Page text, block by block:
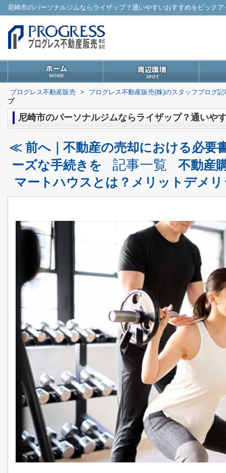
尼崎市のパーソナルジムならライザップ？通いやすいおすすめをピック
プログレス不動産販売 >
プログレス不動産販売(株)のスタッフブログ記
プ
尼崎市のパーソナルジムならライザップ？通いや
≪ 前へ｜不動産の売却における必要
ーズな手続きを
記事一覧
不動産
マートハウスとは？メリットデメ